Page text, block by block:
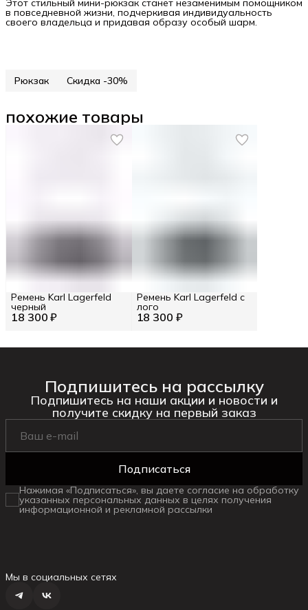
Этот стильный мини-рюкзак станет незаменимым помощником
в повседневной жизни, подчеркивая индивидуальность
своего владельца и придавая образу особый шарм.
Рюкзак Скидка -30%
похожие товары
18 300 ₽
Ремень Karl Lagerfeld
черный
18 300 ₽
Ремень Karl Lagerfeld с
лого
Подпишитесь на рассылку
Подпишитесь на наши акции и новости и
получите скидку на первый заказ
Подписаться
Нажимая «Подписаться», вы даете согласие на обработку
указанных персональных данных в целях получения
информационной и рекламной рассылки
Мы в социальных сетях